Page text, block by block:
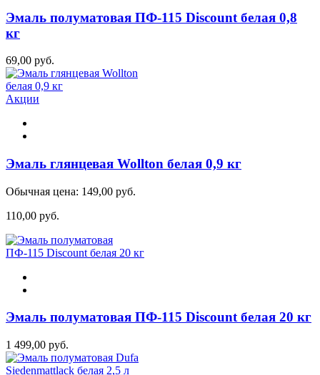
Эмаль полуматовая ПФ-115 Discount белая 0,8
кг
69,00 руб.
Акции
Эмаль глянцевая Wollton белая 0,9 кг
Обычная цена: 149,00 руб.
110,00 руб.
Эмаль полуматовая ПФ-115 Discount белая 20 кг
1 499,00 руб.